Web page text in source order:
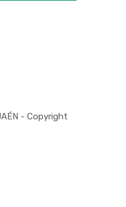
- Copyright